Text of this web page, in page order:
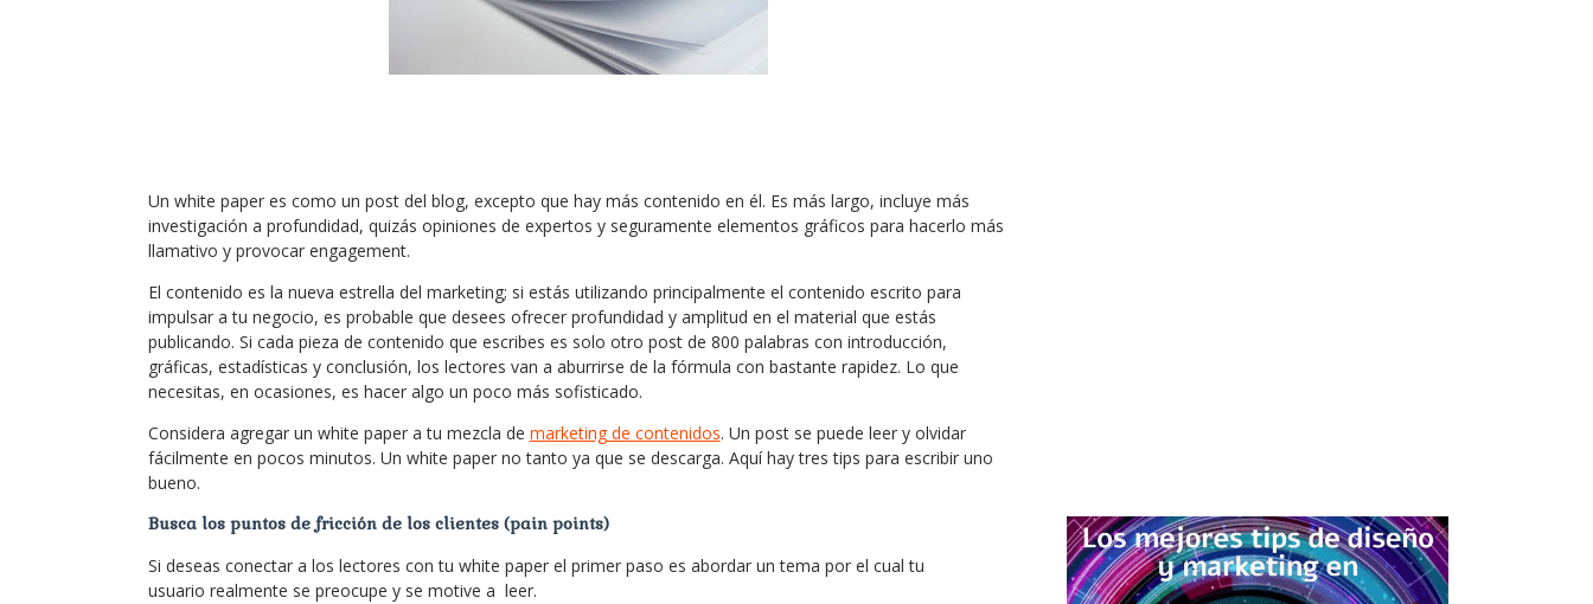
Un white paper es como un post del blog, excepto que hay más contenido en él. Es más largo, incluye más
investigación a profundidad, quizás opiniones de expertos y seguramente elementos gráficos para hacerlo más
llamativo y provocar engagement.
El contenido es la nueva estrella del marketing; si estás utilizando principalmente el contenido escrito para
impulsar a tu negocio, es probable que desees ofrecer profundidad y amplitud en el material que estás
publicando. Si cada pieza de contenido que escribes es solo otro post de 800 palabras con introducción,
gráficas, estadísticas y conclusión, los lectores van a aburrirse de la fórmula con bastante rapidez. Lo que
necesitas, en ocasiones, es hacer algo un poco más sofisticado.
Considera agregar un white paper a tu mezcla de marketing de contenidos. Un post se puede leer y olvidar
fácilmente en pocos minutos. Un white paper no tanto ya que se descarga. Aquí hay tres tips para escribir uno
bueno.
Busca los puntos de fricción de los clientes (pain points)
Si deseas conectar a los lectores con tu white paper el primer paso es abordar un tema por el cual tu
usuario realmente se preocupe y se motive a leer.